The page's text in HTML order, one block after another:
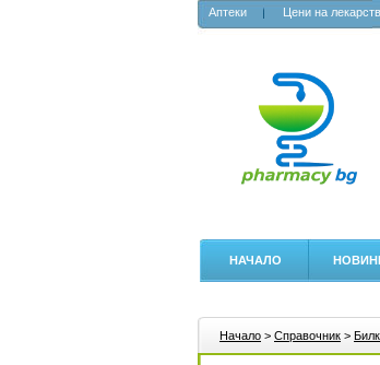
Аптеки Цени на
НАЧАЛО
Начало > Справочник >